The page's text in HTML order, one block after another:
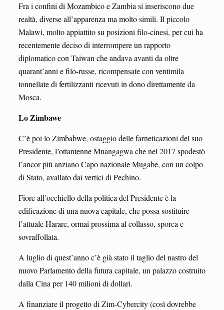
Fra i confini di Mozambico e Zambia si inseriscono due
realtà, diverse all’apparenza ma molto simili. Il piccolo
Malawi, molto appiattito su posizioni filo-cinesi, per cui ha
recentemente deciso di interrompere un rapporto
diplomatico con Taiwan che andava avanti da oltre
quarant’anni e filo-russe, ricompensate con ventimila
tonnellate di fertilizzanti ricevuti in dono direttamente da
Mosca.
Lo Zimbawe
C’è poi lo Zimbabwe, ostaggio delle farneticazioni del suo
Presidente, l’ottantenne Mnangagwa che nel 2017 spodestò
l’ancor più anziano Capo nazionale Mugabe, con un colpo
di Stato, avallato dai vertici di Pechino.
Fiore all’occhiello della politica del Presidente è la
edificazione di una nuova capitale, che possa sostituire
l’attuale Harare, ormai prossima al collasso, sporca e
sovraffollata.
A luglio di quest’anno c’è già stato il taglio del nastro del
nuovo Parlamento della futura capitale, un palazzo costruito
dalla Cina per 140 milioni di dollari.
A finanziare il progetto di Zim-Cybercity (così dovrebbe